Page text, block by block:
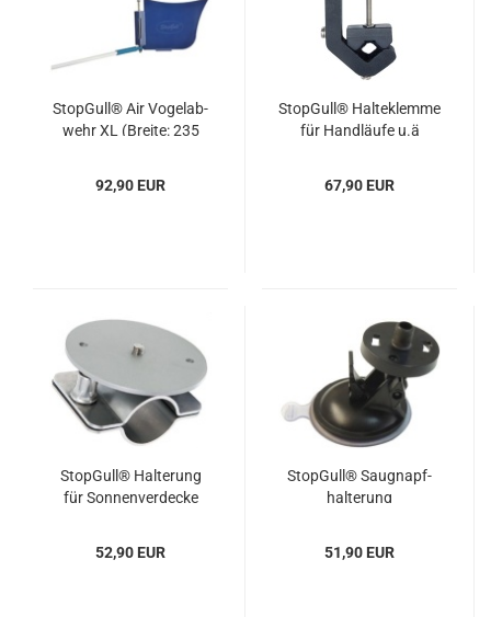
Stop­Gull® Air Vo­gel­ab­
wehr XL (Brei­te: 235
92,90 EUR
Stop­Gull® Hal­te­klem­me
für Hand­läu­fe u.ä
67,90 EUR
Stop­Gull® Hal­te­rung
für Son­nen­ver­de­cke
52,90 EUR
Stop­Gull® Saug­napf­
hal­te­rung
51,90 EUR